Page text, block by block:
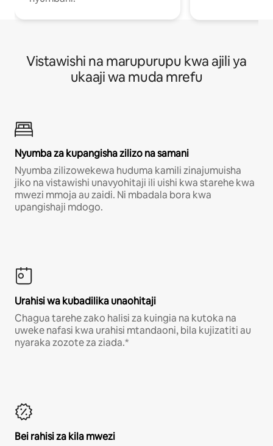
Vistawishi na marupurupu kwa ajili ya
ukaaji wa muda mrefu
Nyumba za kupangisha zilizo na samani
Nyumba zilizowekewa huduma kamili zinajumuisha
jiko na vistawishi unavyohitaji ili uishi kwa starehe kwa
mwezi mmoja au zaidi. Ni mbadala bora kwa
upangishaji mdogo.
Urahisi wa kubadilika unaohitaji
Chagua tarehe zako halisi za kuingia na kutoka na
uweke nafasi kwa urahisi mtandaoni, bila kujizatiti au
nyaraka zozote za ziada.*
Bei rahisi za kila mwezi